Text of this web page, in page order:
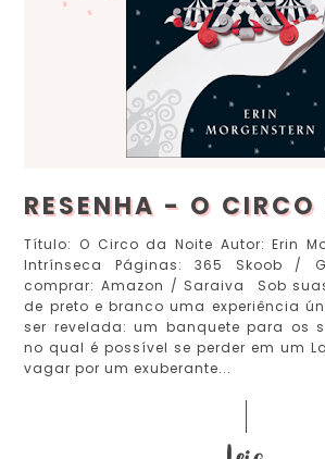
RESENHA - O CIRCO
Título: O Circo da Noite Autor: Erin
Intrínseca Páginas: 365 Skoob /
comprar: Amazon / Saraiva Sob
de preto e branco uma experiência
ser revelada: um banquete para os
no qual é possível se perder em um
vagar por um exuberante...